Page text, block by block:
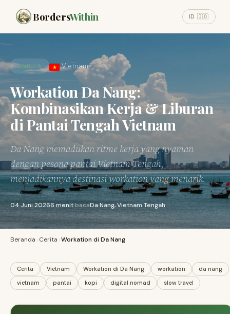
BordersWithin ID 🇮🇩
CERITA Vietnam
Workation Da Nang:
Kombinasikan Kerja & Liburan
di Pantai Tengah Vietnam
Da Nang memadukan ritme kerja yang nyaman
dengan pesona pantai Vietnam Tengah,
menjadikannya destinasi workation yang menarik.
04 Juni 20266 menitbacaDa Nang, Vietnam Tengah
Beranda ›Cerita ›Workation di Da Nang
Cerita Vietnam Workation di Da Nang workation
da nang
vietnam
pantai kopi digital nomad slow travel